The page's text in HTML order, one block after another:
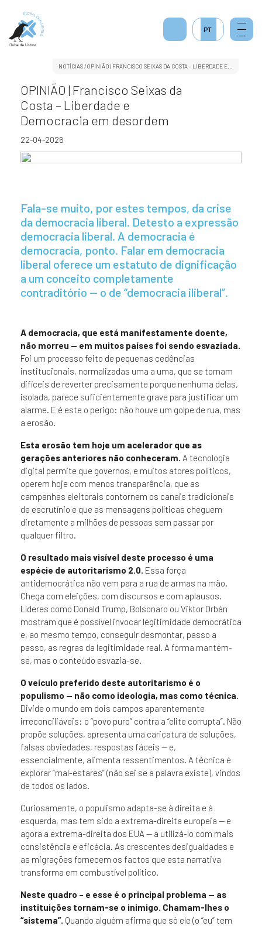
NOTÍCIAS/OPINIÃO | FRANCISCO SEIXAS DA COSTA – LIBERDADE E...
OPINIÃO | Francisco Seixas da
Costa – Liberdade e
Democracia em desordem
22-04-2026
Fala-se muito, por estes tempos, da crise
da democracia liberal. Detesto a expressão
democracia liberal. A democracia é
democracia, ponto. Falar em democracia
liberal oferece um estatuto de dignificação
a um conceito completamente
contraditório — o de “democracia iliberal”.
A democracia, que está manifestamente doente,
não morreu — em muitos países foi sendo esvaziada.
Foi um processo feito de pequenas cedências
institucionais, normalizadas uma a uma, que se tornam
difíceis de reverter precisamente porque nenhuma delas,
isolada, parece suficientemente grave para justificar um
alarme. E é este o perigo: não houve um golpe de rua, mas
a erosão.
Esta erosão tem hoje um acelerador que as
gerações anteriores não conheceram. A tecnologia
digital permite que governos, e muitos atores políticos,
operem hoje com menos transparência, que as
campanhas eleitorais contornem os canais tradicionais
de escrutínio e que as mensagens políticas cheguem
diretamente a milhões de pessoas sem passar por
qualquer filtro.
O resultado mais visível deste processo é uma
espécie de autoritarismo 2.0. Essa força
antidemocrática não vem para a rua de armas na mão.
Chega com eleições, com discursos e com aplausos.
Líderes como Donald Trump, Bolsonaro ou Viktor Orbán
mostram que é possível invocar legitimidade democrática
e, ao mesmo tempo, conseguir desmontar, passo a
passo, as regras da legitimidade real. A forma mantém-
se, mas o conteúdo esvazia-se.
O veículo preferido deste autoritarismo é o
populismo — não como ideologia, mas como técnica.
Divide o mundo em dois campos aparentemente
irreconciliáveis: o “povo puro” contra a “elite corrupta”. Não
propõe soluções, apresenta uma caricatura de soluções,
falsas obviedades, respostas fáceis — e,
essencialmente, alimenta ressentimentos. A técnica é
explorar “mal-estares” (não sei se a palavra existe), vindos
de todos os lados.
Curiosamente, o populismo adapta-se à direita e à
esquerda, mas tem sido a extrema-direita europeia — e
agora a extrema-direita dos EUA — a utilizá-lo com mais
consistência e eficácia. As crescentes desigualdades e
as migrações fornecem os factos que esta narrativa
transforma em combustível político.
Neste quadro – e esse é o principal problema — as
instituições tornam-se o inimigo. Chamam-lhes o
“sistema”. Quando alguém afirma que só ele (o “eu” tem
PT